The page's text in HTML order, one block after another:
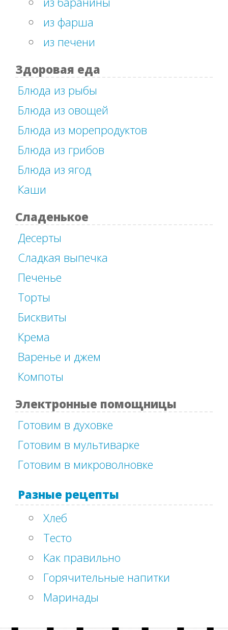
из фарша
из печени
Здоровая еда
Блюда из рыбы
Блюда из овощей
Блюда из морепродуктов
Блюда из грибов
Блюда из ягод
Каши
Сладенькое
Десерты
Сладкая выпечка
Печенье
Торты
Бисквиты
Крема
Варенье и джем
Компоты
Электронные помощницы
Готовим в духовке
Готовим в мультиварке
Готовим в микроволновке
Разные рецепты
Хлеб
Тесто
Как правильно
Горячительные напитки
Маринады